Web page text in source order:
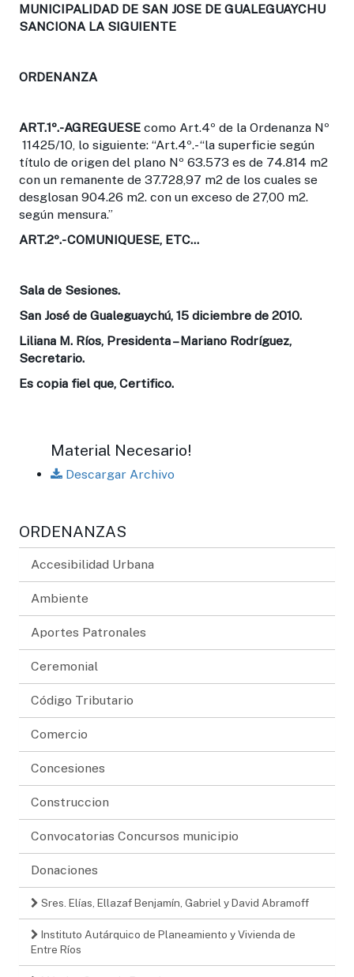
MUNICIPALIDAD DE SAN JOSE DE GUALEGUAYCHU
SANCIONA LA SIGUIENTE
ORDENANZA
ART.1º.-AGREGUESE como Art.4º de la Ordenanza Nº
11425/10, lo siguiente: “Art.4º.- “la superficie según
título de origen del plano Nº 63.573 es de 74.814 m2
con un remanente de 37.728,97 m2 de los cuales se
desglosan 904.26 m2. con un exceso de 27,00 m2.
según mensura.”
ART.2º.- COMUNIQUESE, ETC…
Sala de Sesiones.
San José de Gualeguaychú, 15 diciembre de 2010.
Liliana M. Ríos, Presidenta – Mariano Rodríguez,
Secretario.
Es copia fiel que, Certifico.
Material Necesario!
Descargar Archivo
ORDENANZAS
Accesibilidad Urbana
Ambiente
Aportes Patronales
Ceremonial
Código Tributario
Comercio
Concesiones
Construccion
Convocatorias Concursos municipio
Donaciones
Sres. Elías, Ellazaf Benjamín, Gabriel y David Abramoff
Instituto Autárquico de Planeamiento y Vivienda de
Entre Ríos